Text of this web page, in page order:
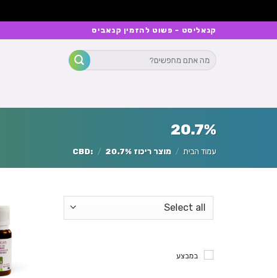
קנאליסט - פשוט להזמין קנאביס
חיפוש
עבור:
20.7%
עמוד הבית / מוצר ריכוז CBD: / 20.7%
במבצע